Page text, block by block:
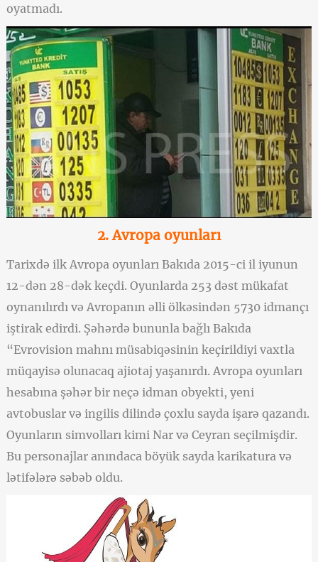
oyatmadı.
2. Avropa oyunları
Tarixdə ilk Avropa oyunları Bakıda 2015-ci il iyunun
12-dən 28-dək keçdi. Oyunlarda 253 dəst mükafat
oynanılırdı və Avropanın əlli ölkəsindən 5730 idmançı
iştirak edirdi. Şəhərdə bununla bağlı Bakıda
“Evrovision mahnı müsabiqəsinin keçirildiyi vaxtla
müqayisə olunacaq ajiotaj yaşanırdı. Avropa oyunları
hesabına şəhər bir neçə idman obyekti, yeni
avtobuslar və ingilis dilində çoxlu sayda işarə qazandı.
Oyunların simvolları kimi Nar və Ceyran seçilmişdir.
Bu personajlar anındaca böyük sayda karikatura və
lətifələrə səbəb oldu.